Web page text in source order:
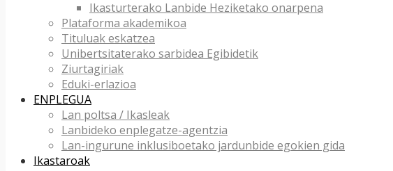
Ikasturterako Lanbide Heziketako onarpena
Plataforma akademikoa
Tituluak eskatzea
Unibertsitaterako sarbidea Egibidetik
Ziurtagiriak
Eduki-erlazioa
ENPLEGUA
Lan poltsa / Ikasleak
Lanbideko enplegatze-agentzia
Lan-ingurune inklusiboetako jardunbide egokien gida
Ikastaroak